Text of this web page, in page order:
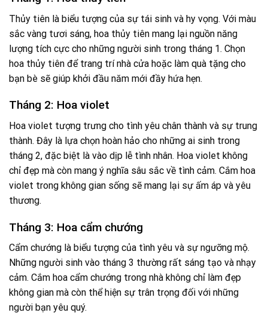
Thủy tiên là biểu tượng của sự tái sinh và hy vọng. Với màu
sắc vàng tươi sáng, hoa thủy tiên mang lại nguồn năng
lượng tích cực cho những người sinh trong tháng 1. Chọn
hoa thủy tiên để trang trí nhà cửa hoặc làm quà tặng cho
bạn bè sẽ giúp khởi đầu năm mới đầy hứa hẹn.
Tháng 2: Hoa violet
Hoa violet tượng trưng cho tình yêu chân thành và sự trung
thành. Đây là lựa chọn hoàn hảo cho những ai sinh trong
tháng 2, đặc biệt là vào dịp lễ tình nhân. Hoa violet không
chỉ đẹp mà còn mang ý nghĩa sâu sắc về tình cảm. Cắm hoa
violet trong không gian sống sẽ mang lại sự ấm áp và yêu
thương.
Tháng 3: Hoa cẩm chướng
Cẩm chướng là biểu tượng của tình yêu và sự ngưỡng mộ.
Những người sinh vào tháng 3 thường rất sáng tạo và nhạy
cảm. Cắm hoa cẩm chướng trong nhà không chỉ làm đẹp
không gian mà còn thể hiện sự trân trọng đối với những
người bạn yêu quý.